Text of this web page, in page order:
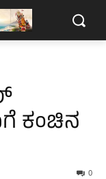
ಕಂಚಿನ
0